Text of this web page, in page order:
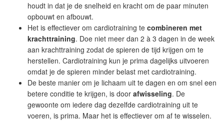
houdt in dat je de snelheid en kracht om de paar minuten
opbouwt en afbouwt.
Het is effectiever om cardiotraining te combineren met
krachttraining. Doe niet meer dan 2 à 3 dagen in de week
aan krachttraining zodat de spieren de tijd krijgen om te
herstellen. Cardiotraining kun je prima dagelijks uitvoeren
omdat je de spieren minder belast met cardiotraining.
De beste manier om je lichaam uit te dagen en om snel een
betere conditie te krijgen, is door afwisseling. De
gewoonte om iedere dag dezelfde cardiotraining uit te
voeren, is prima. Maar het is effectiever om af te wisselen.